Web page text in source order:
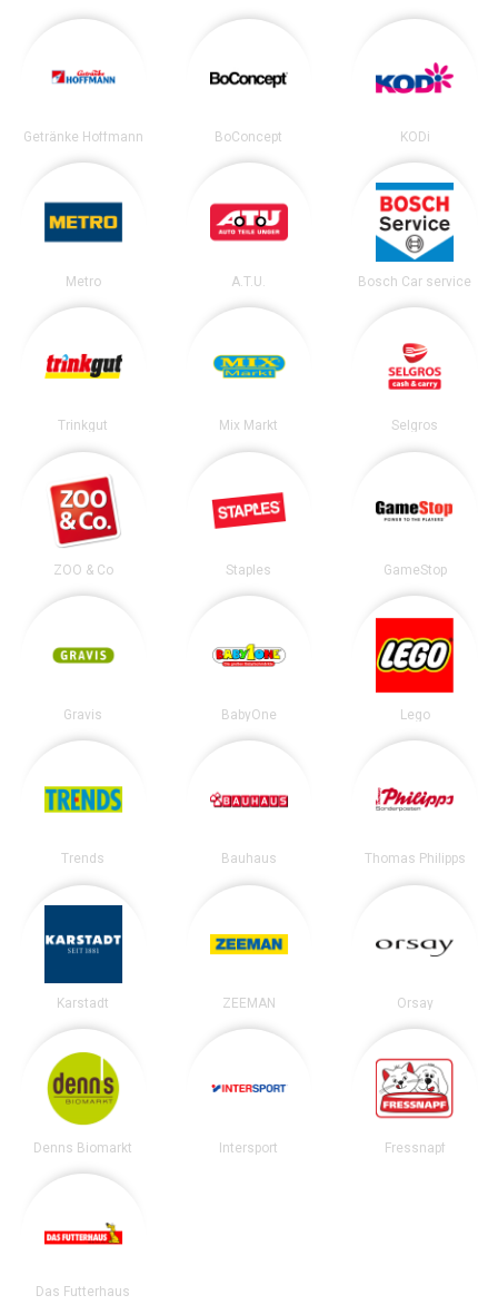
Getränke Hoffmann BoConcept KODi
Metro A.T.U. Bosch Car service
Trinkgut Mix Markt Selgros
ZOO & Co Staples GameStop
Gravis BabyOne Lego
Trends Bauhaus Thomas Philipps
Karstadt ZEEMAN Orsay
Denns Biomarkt Intersport Fressnapf
Das Futterhaus